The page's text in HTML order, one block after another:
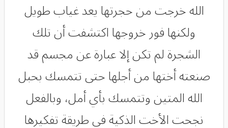
الله خرجت من حجرتها يعد غياب طويل
ولكنها فور خروجها اكتشفت أن تلك
الشجرة لم تكن إلا عبارة عن مجسم قد
صنعته أختها من أجلها حتى تتمسك بحبل
الله المتين وتتمسك بأي أمل، وبالفعل
نجحت الأخت الذكية في طريقة تفكيرها